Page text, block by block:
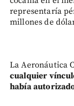
representaría
millones de
La Aeronáutica
cualquier
había